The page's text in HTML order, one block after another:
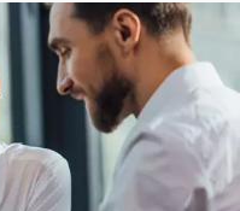
: Die Platzierung von
die
Sie den Regler
Schäden, die zum